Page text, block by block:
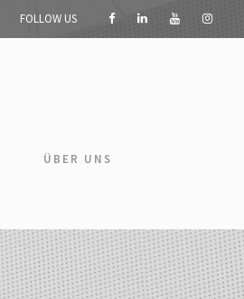
FOLLOW US
ÜBER UNS